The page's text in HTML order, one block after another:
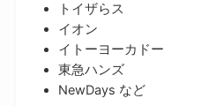
トイザらス
イオン
イトーヨーカドー
東急ハンズ
NewDays など